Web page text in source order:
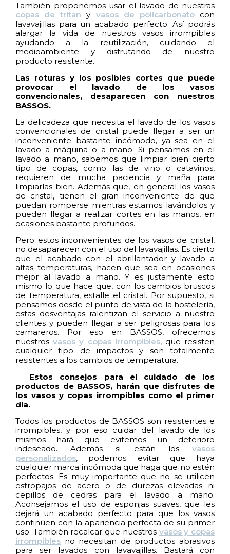
También proponemos usar el lavado de nuestras
copas de tritan y vasos de policarbonatocon
lavavajillas para un acabado perfecto. Así podrás
alargar la vida de nuestros vasos irrompibles
ayudando a la reutilización, cuidando el
medioambiente y disfrutando de nuestro
producto resistente.
Las roturas y los posibles cortes que puede
provocar el lavado de los vasos
convencionales, desaparecen con nuestros
BASSOS.
La delicadeza que necesita el lavado de los vasos
convencionales de cristal puede llegar a ser un
inconveniente bastante incómodo, ya sea en el
lavado a máquina o a mano. Si pensamos en el
lavado a mano, sabemos que limpiar bien cierto
tipo de copas, como las de vino o catavinos,
requieren de mucha paciencia y maña para
limpiarlas bien. Además que, en general los vasos
de cristal, tienen el gran inconveniente de que
puedan romperse mientras estamos lavándolos y
pueden llegar a realizar cortes en las manos, en
ocasiones bastante profundos.
Pero estos inconvenientes de los vasos de cristal,
no desaparecen con el uso del lavavajillas. Es cierto
que el acabado con el abrillantador y lavado a
altas temperaturas, hacen que sea en ocasiones
mejor al lavado a mano. Y es justamente esto
mismo lo que hace que, con los cambios bruscos
de temperatura, estalle el cristal. Por supuesto, si
pensamos desde el punto de vista de la hostelería,
estas desventajas ralentizan el servicio a nuestro
clientes y pueden llegar a ser peligrosas para los
camareros. Por eso en BASSOS, ofrecemos
nuestrosvasos y copas irrompibles, que resisten
cualquier tipo de impactos y son totalmente
resistentes a los cambios de temperatura.
Estos consejos para el cuidado de los
productos de BASSOS, harán que disfrutes de
los vasos y copas irrompibles como el primer
día.
Todos los productos de BASSOS son resistentes e
irrompibles, y por eso cuidar del lavado de los
mismos hará que evitemos un deterioro
indeseado. Además si están los vasos
personalizados, podemos evitar que haya
cualquier marca incómoda que haga que no estén
perfectos. Es muy importante que no se utilicen
estropajos de acero o de durezas elevadas ni
cepillos de cedras para el lavado a mano.
Aconsejamos el uso de esponjas suaves, que les
dejará un acabado perfecto para que los vasos
continúen con la apariencia perfecta de su primer
uso. También recalcar que nuestros vasos y copas
irrompibles no necesitan de productos abrasivos
para ser lavados con lavavajillas. Bastará con